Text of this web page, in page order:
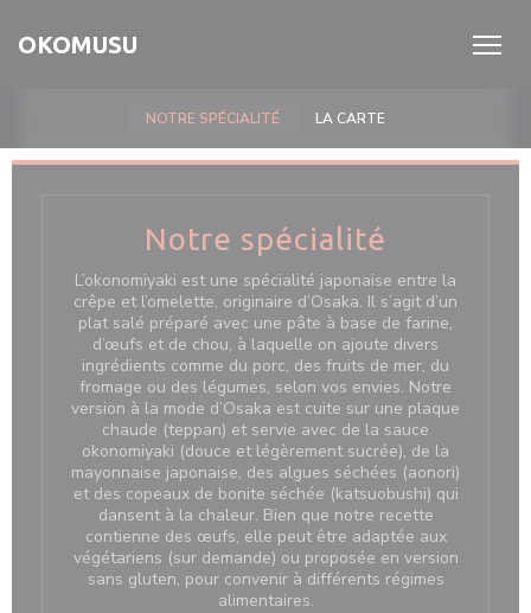
OKOMUSU
Notre spécialité
L’okonomiyaki est une spécialité japonaise entre la
crêpe et l’omelette, originaire d’Osaka. Il s’agit d’un
plat salé préparé avec une pâte à base de farine,
d’œufs et de chou, à laquelle on ajoute divers
ingrédients comme du porc, des fruits de mer, du
fromage ou des légumes, selon vos envies. Notre
version à la mode d’Osaka est cuite sur une plaque
chaude (teppan) et servie avec de la sauce
okonomiyaki (douce et légèrement sucrée), de la
mayonnaise japonaise, des algues séchées (aonori)
et des copeaux de bonite séchée (katsuobushi) qui
dansent à la chaleur. Bien que notre recette
contienne des œufs, elle peut être adaptée aux
végétariens (sur demande) ou proposée en version
sans gluten, pour convenir à différents régimes
alimentaires.
NOTRE SPÉCIALITÉ LA CARTE